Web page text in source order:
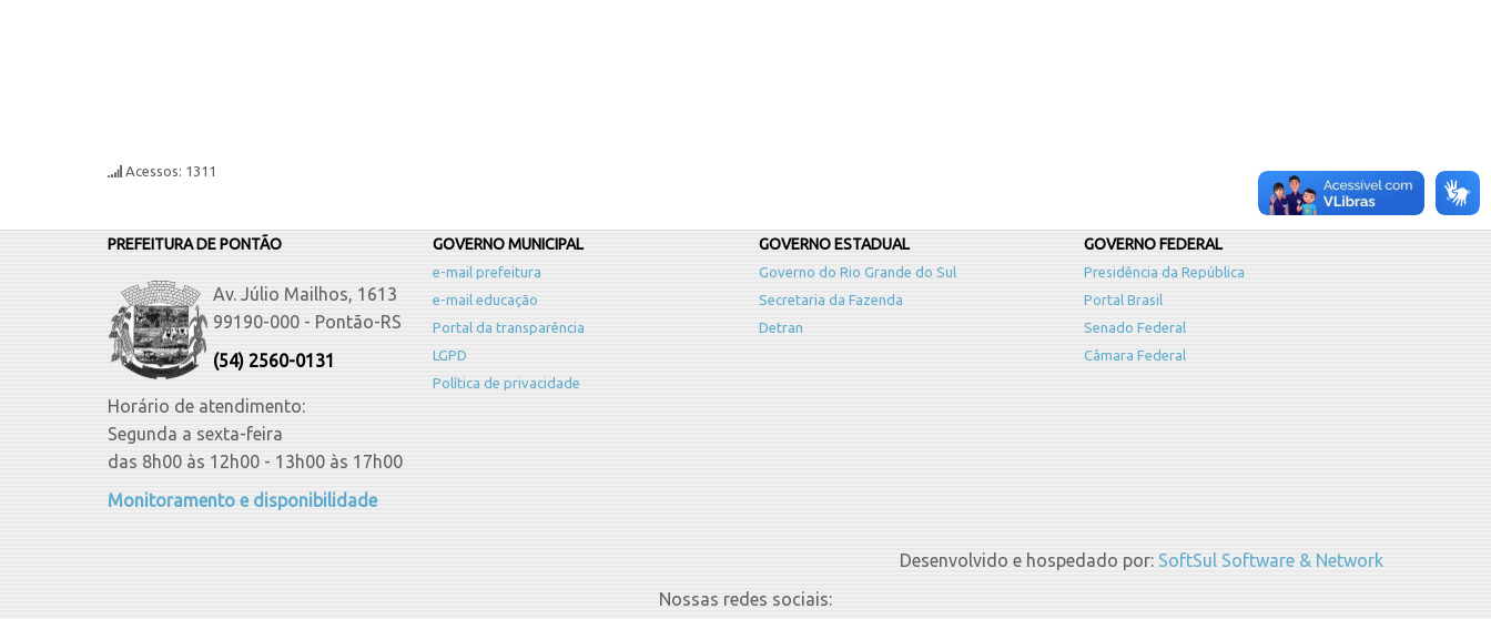
Acessos: 1311
PREFEITURA DE PONTÃO
Av. Júlio Mailhos, 1613
99190-000 - Pontão-RS
(54) 2560-0131
Horário de atendimento:
Segunda a sexta-feira
das 8h00 às 12h00 - 13h00 às 17h00
Monitoramento e disponibilidade
GOVERNO MUNICIPAL
e-mail prefeitura
e-mail educação
Portal da transparência
LGPD
Política de privacidade
GOVERNO ESTADUAL
Governo do Rio Grande do Sul
Secretaria da Fazenda
Detran
GOVERNO FEDERAL
Presidência da República
Portal Brasil
Senado Federal
Câmara Federal
Desenvolvido e hospedado por: SoftSul Software & Network
Nossas redes sociais: